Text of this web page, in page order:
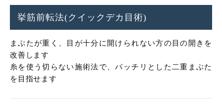
挙筋前転法(クイックデカ目術)
まぶたが重く、目が十分に開けられない方の目の開きを
改善します
糸を使う切らない施術法で、パッチリとした二重まぶた
を目指せます